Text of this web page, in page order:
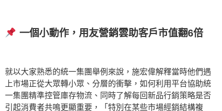
一個小動作，用友營銷雲助客戶市值翻6倍
就以大家熟悉的統一集團舉例來說，施宏偉解釋當時他們遇
上市場正從大眾轉小眾、分層的衝擊，如何利用平台協助統
一集團精準控管庫存物流、同時了解每回新品行銷策略是否
引起消費者共鳴更顯重要，「特別在某些市場經銷結構複